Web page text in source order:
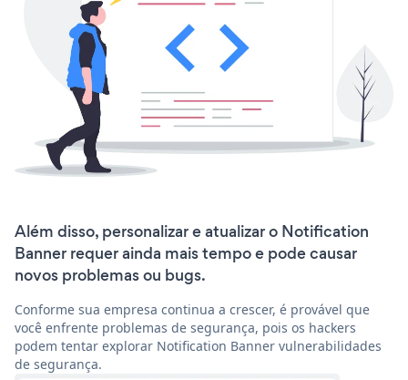
Além disso, personalizar e atualizar o Notification
Banner requer ainda mais tempo e pode causar
novos problemas ou bugs.
Conforme sua empresa continua a crescer, é provável que
você enfrente problemas de segurança, pois os hackers
podem tentar explorar Notification Banner vulnerabilidades
de segurança.